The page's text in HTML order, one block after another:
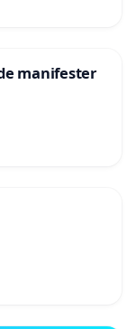
manifester